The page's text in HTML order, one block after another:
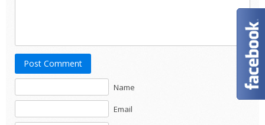
Post Comment
Name
Email